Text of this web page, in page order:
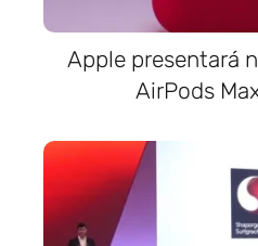
Apple presentará
AirPods